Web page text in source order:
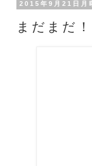
2015年9月21日月
まだまだ